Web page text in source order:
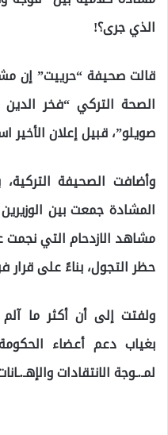
الذي جرى؟!
قالت صحيفة “حرييت” إن
الصحة التركي “فخر الدين
صويلو”، قبيل إعلان الأخير
وأضافت الصحيفة
المشادة جمعت بين
مشاهد الازدحام التي
حظر التجول، بناءً على
ولفتت إلى أن أكثر ما
بغياب دعم أعضاء
لمـ.ـوجة الانتقادات